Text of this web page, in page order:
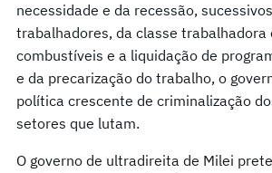
necessidade e da recessão,
trabalhadores, da classe
combustíveis e a liquidação de
e da precarização do trabalho, o
política crescente de criminalização
setores que lutam.
O governo de ultradireita de Milei